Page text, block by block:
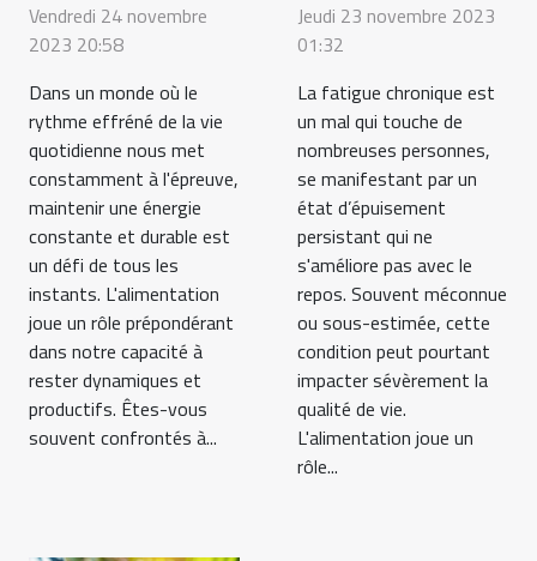
Vendredi 24 novembre
2023 20:58
Dans un monde où le
rythme effréné de la vie
quotidienne nous met
constamment à l'épreuve,
maintenir une énergie
constante et durable est
un défi de tous les
instants. L'alimentation
joue un rôle prépondérant
dans notre capacité à
rester dynamiques et
productifs. Êtes-vous
souvent confrontés à...
Jeudi 23 novembre 2023
01:32
La fatigue chronique est
un mal qui touche de
nombreuses personnes,
se manifestant par un
état d’épuisement
persistant qui ne
s'améliore pas avec le
repos. Souvent méconnue
ou sous-estimée, cette
condition peut pourtant
impacter sévèrement la
qualité de vie.
L'alimentation joue un
rôle...